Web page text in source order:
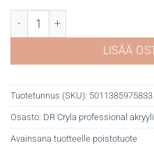
DR Cryla akryyliväri 367
LISÄÄ
Tuotetunnus (SKU): 5011385975833
Osasto: DR Cryla professional
Avainsana tuotteelle poistotuote